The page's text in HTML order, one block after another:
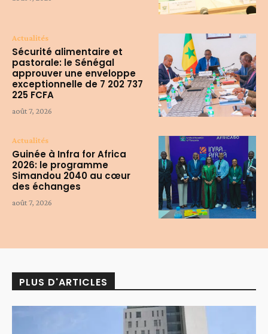
Actualités
Sécurité alimentaire et
pastorale: le Sénégal
approuver une enveloppe
exceptionnelle de 7 202 737
225 FCFA
août 7, 2026
Actualités
Guinée à Infra for Africa
2026: le programme
Simandou 2040 au cœur
des échanges
août 7, 2026
PLUS D'ARTICLES